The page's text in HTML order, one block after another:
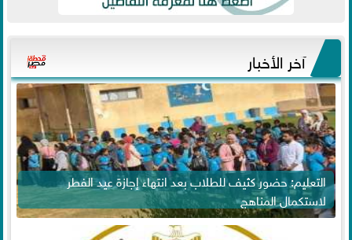
آخر الأخبار
التعليم: حضور كثيف للطلاب بعد انتهاء إجازة عيد الفطر
لاستكمال المناهج